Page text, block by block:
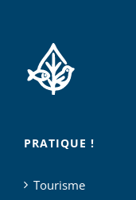
PRATIQUE !
Tourisme